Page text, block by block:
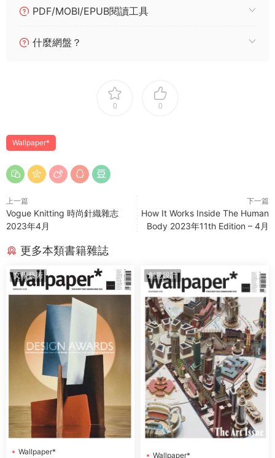
PDF/MOBI/EPUB閱讀工具
什麼網盤？
0 0
Wallpaper*
上一篇
Vogue Knitting 時尚針織雜志
2023年4月
下一篇
How It Works Inside The Human
Body 2023年11th Edition – 4月
更多本類書籍雜誌
文學藝術
Wallpaper*
創意設計
Wallpaper*